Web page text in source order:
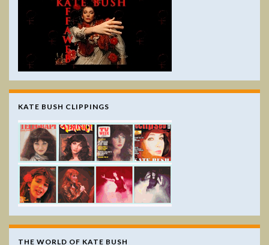
KATE BUSH CLIPPINGS
THE WORLD OF KATE BUSH